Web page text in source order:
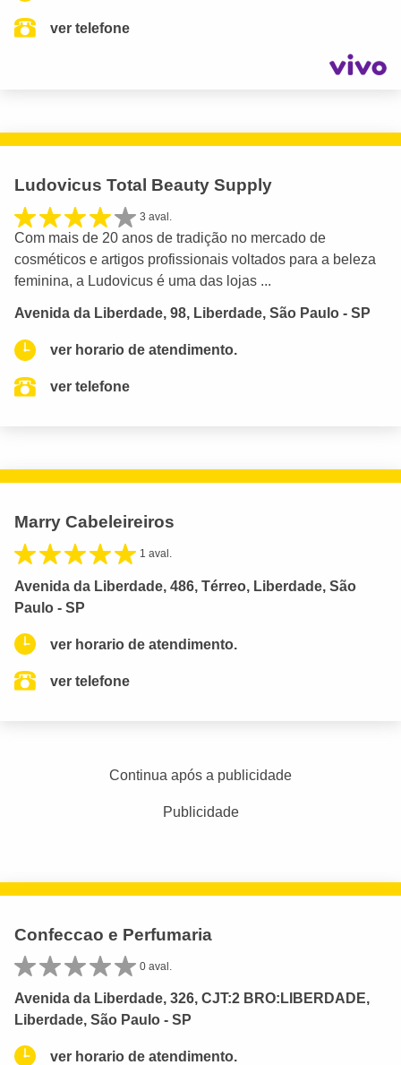
ver telefone
Ludovicus Total Beauty Supply
3 aval.
Com mais de 20 anos de tradição no mercado de
cosméticos e artigos profissionais voltados para a beleza
feminina, a Ludovicus é uma das lojas ...
Avenida da Liberdade, 98, Liberdade, São Paulo - SP
ver horario de atendimento.
ver telefone
Marry Cabeleireiros
1 aval.
Avenida da Liberdade, 486, Térreo, Liberdade, São
Paulo - SP
ver horario de atendimento.
ver telefone
Continua após a publicidade
Publicidade
Confeccao e Perfumaria
0 aval.
Avenida da Liberdade, 326, CJT:2 BRO:LIBERDADE,
Liberdade, São Paulo - SP
ver horario de atendimento.